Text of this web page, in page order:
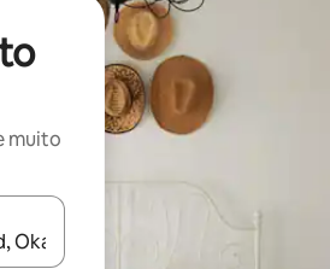
muito
os usando as seta para cima e